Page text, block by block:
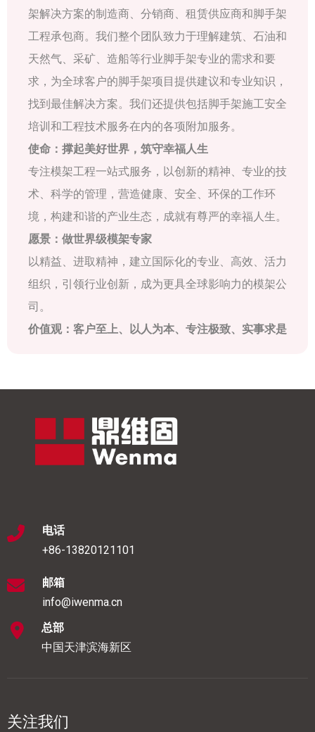
架解决方案的制造商、分销商、租赁供应商和脚手架
工程承包商。我们整个团队致力于理解建筑、石油和
天然气、采矿、造船等行业脚手架专业的需求和要
求，为全球客户的脚手架项目提供建议和专业知识，
找到最佳解决方案。我们还提供包括脚手架施工安全
培训和工程技术服务在内的各项附加服务。
使命：撑起美好世界，筑守幸福人生
专注模架工程一站式服务，以创新的精神、专业的技
术、科学的管理，营造健康、安全、环保的工作环
境，构建和谐的产业生态，成就有尊严的幸福人生。
愿景：做世界级模架专家
以精益、进取精神，建立国际化的专业、高效、活力
组织，引领行业创新，成为更具全球影响力的模架公
司。
价值观：客户至上、以人为本、专注极致、实事求是
电话
+86-13820121101
邮箱
info@iwenma.cn
总部
中国天津滨海新区
关注我们